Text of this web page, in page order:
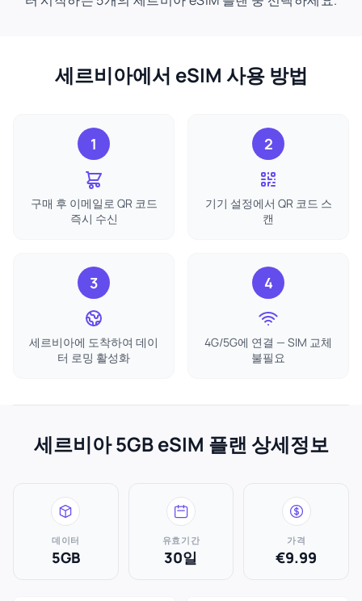
세르비아에서 eSIM 사용 방법
1
구매 후 이메일로 QR 코드
즉시 수신
2
기기 설정에서 QR 코드 스
캔
3
세르비아에 도착하여 데이
터 로밍 활성화
4
4G/5G에 연결 — SIM 교체
불필요
세르비아 5GB eSIM 플랜 상세정보
데이터
5GB
유효기간
30일
가격
€9.99